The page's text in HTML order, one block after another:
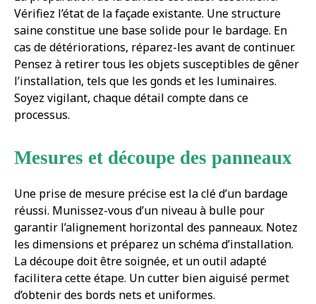
Vérifiez l’état de la façade existante. Une structure
saine constitue une base solide pour le bardage. En
cas de détériorations, réparez-les avant de continuer.
Pensez à retirer tous les objets susceptibles de gêner
l’installation, tels que les gonds et les luminaires.
Soyez vigilant, chaque détail compte dans ce
processus.
Mesures et découpe des panneaux
Une prise de mesure précise est la clé d’un bardage
réussi. Munissez-vous d’un niveau à bulle pour
garantir l’alignement horizontal des panneaux. Notez
les dimensions et préparez un schéma d’installation.
La découpe doit être soignée, et un outil adapté
facilitera cette étape. Un cutter bien aiguisé permet
d’obtenir des bords nets et uniformes.